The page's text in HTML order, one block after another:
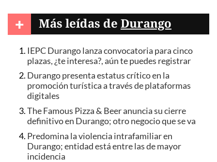
+ Más leídas de Durango
IEPC Durango lanza convocatoria para cinco
plazas, ¿te interesa?, aún te puedes registrar
Durango presenta estatus crítico en la
promoción turística a través de plataformas
digitales
The Famous Pizza & Beer anuncia su cierre
definitivo en Durango; otro negocio que se va
Predomina la violencia intrafamiliar en
Durango; entidad está entre las de mayor
incidencia